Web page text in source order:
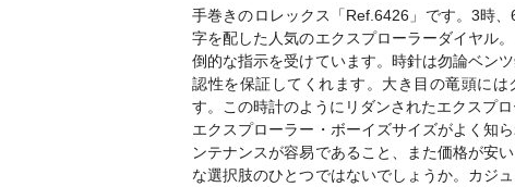
手巻きのロレックス「Ref.6426」です。3時
字を配した人気のエクスプローラーダイヤル
倒的な指示を受けています。時針は勿論ベン
認性を保証してくれます。大き目の竜頭には
す。この時計のようにリダンされたエクスプ
エクスプローラー・ボーイズサイズがよく知
ンテナンスが容易であること、また価格が安
な選択肢のひとつではないでしょうか。カジ